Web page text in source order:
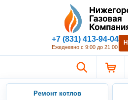
+7 (831) 413-94-04
Ежедневно с 9:00 до 21:00
Ремонт котлов